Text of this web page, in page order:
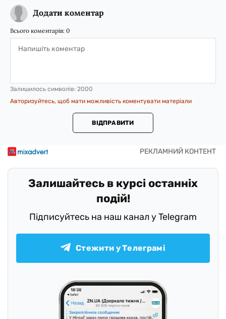
Додати коментар
Всього коментарів: 0
Залишилось символів: 2000
Авторизуйтесь, щоб мати можливість коментувати матеріали
ВІДПРАВИТИ
Залишайтесь в курсі останніх
подій!
Підписуйтесь на наш канал у Telegram
Стежити у Телеграмі